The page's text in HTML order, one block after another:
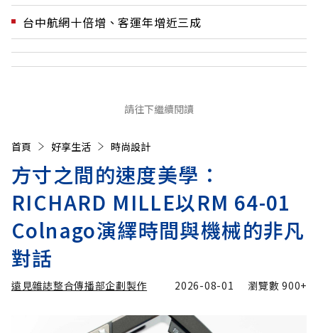
台中航網十倍增、客運年增近三成
請往下繼續閱讀
首頁 好享生活 時尚設計
方寸之間的速度美學：
RICHARD MILLE以RM 64-01
Colnago演繹時間與機械的非凡
對話
遠見雜誌整合傳播部企劃製作 2026-08-01 瀏覽數900+